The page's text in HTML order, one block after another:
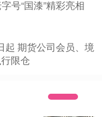
号“国漆”精彩亮相
起 期货公司会员、境
限仓